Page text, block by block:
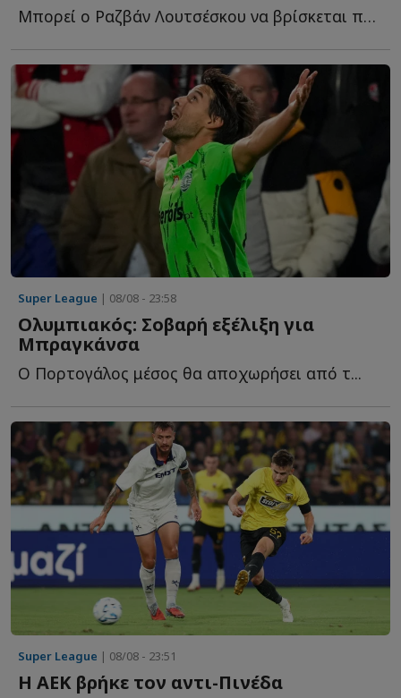
Μπορεί ο Ραζβάν Λουτσέσκου να βρίσκεται πλέον στην Α...
Super League | 08/08 - 23:58
Ολυμπιακός: Σοβαρή εξέλιξη για
Μπραγκάνσα
Ο Πορτογάλος μέσος θα αποχωρήσει από τ...
Super League | 08/08 - 23:51
Η ΑΕΚ βρήκε τον αντι-Πινέδα